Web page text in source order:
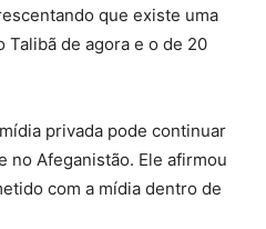
que existe uma
Talibã de agora e o de 20
privada pode continuar
no Afeganistão. Ele afirmou
com a mídia dentro de